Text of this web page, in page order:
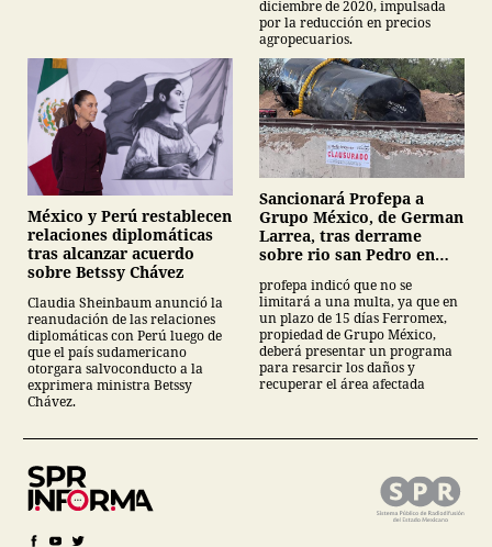
diciembre de 2020, impulsada
por la reducción en precios
agropecuarios.
México y Perú restablecen
relaciones diplomáticas
tras alcanzar acuerdo
sobre Betssy Chávez
Claudia Sheinbaum anunció la
reanudación de las relaciones
diplomáticas con Perú luego de
que el país sudamericano
otorgara salvoconducto a la
exprimera ministra Betssy
Chávez.
Sancionará Profepa a
Grupo México, de German
Larrea, tras derrame
sobre rio san Pedro en
profepa indicó que no se
limitará a una multa, ya que en
un plazo de 15 días Ferromex,
propiedad de Grupo México,
deberá presentar un programa
para resarcir los daños y
recuperar el área afectada